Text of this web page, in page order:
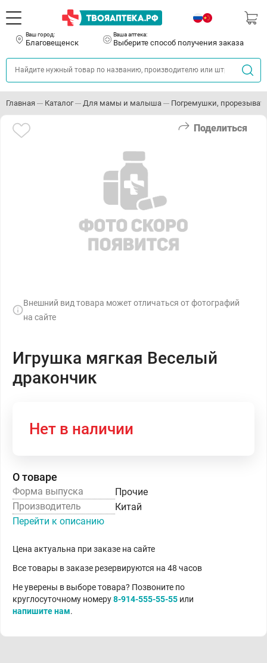
Ваш город:
Благовещенск
Ваша аптека:
Выберите способ получения заказа
Главная Каталог Для мамы и малыша Погремушки,
Поделиться
Внешний вид товара может отличаться от фотографий
на сайте
Игрушка мягкая Веселый
дракончик
Нет в наличии
О товаре
Форма выпуска
Прочие
Производитель
Китай
Перейти к описанию
Цена актуальна при заказе на сайте
Все товары в заказе резервируются на 48 часов
Не уверены в выборе товара? Позвоните по
круглосуточному номеру8-914-555-55-55 или
напишите нам.